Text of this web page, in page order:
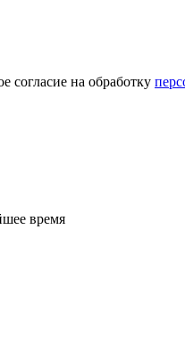
согласие на обработку
время